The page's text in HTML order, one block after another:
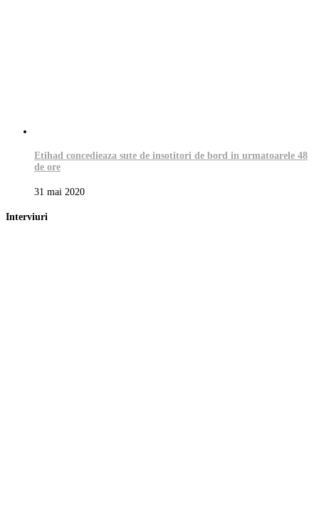
Etihad concedieaza sute de insotitori de bord in urmatoarele 48
de ore
31 mai 2020
Interviuri